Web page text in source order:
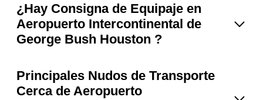
¿Hay Consigna de Equipaje en
Aeropuerto Intercontinental de
George Bush Houston ?
Principales Nudos de Transporte
Cerca de Aeropuerto